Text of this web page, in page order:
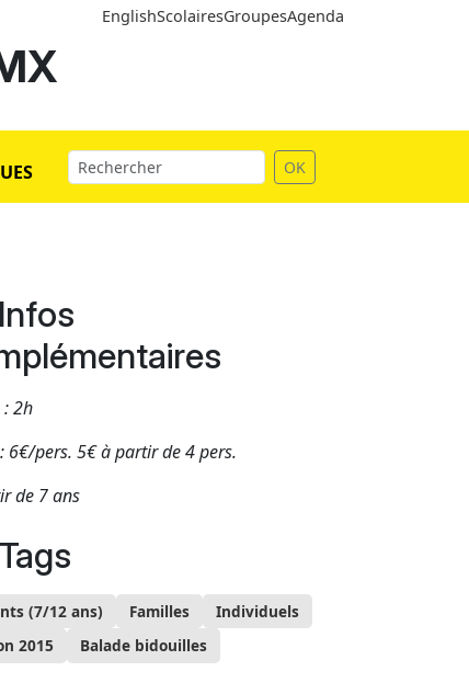
EnglishScolairesGroupesAgenda
OK
Infos
: 2h
6€/pers. 5€ à partir de 4 pers.
de 7 ans
Tags
(7/12 ans) Familles
Individuels
2015
Balade bidouilles